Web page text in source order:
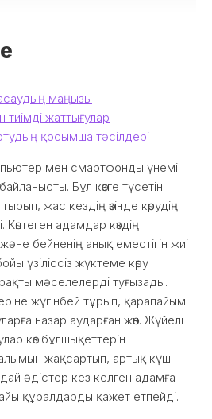
маңызы
тиімді жаттығулар
қосымша тәсілдері
мен смартфонды үнемі
Бұл көзге түсетін
жас кездің өзінде көрудің
адамдар көздің
бейненің анық еместігін жиі
үзіліссіз жүктеме көру
мәселелерді туғызады.
жүгінбей тұрып, қарапайым
назар аударған жөн. Жүйелі
көз бұлшықеттерін
жақсартып, артық күш
әдістер кез келген адамға
құралдарды қажет етпейді.